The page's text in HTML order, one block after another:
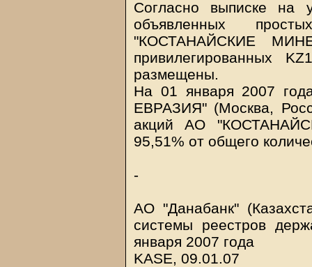
Согласно выписке на
объявленных
"КОСТАНАЙСКИЕ
привилегированных
размещены.
На 01 января 2007
ЕВРАЗИЯ" (Москва,
акций АО
95,51% от общего
-
АО "Данабанк"
системы реестров
января 2007 года
KASE, 09.01.07